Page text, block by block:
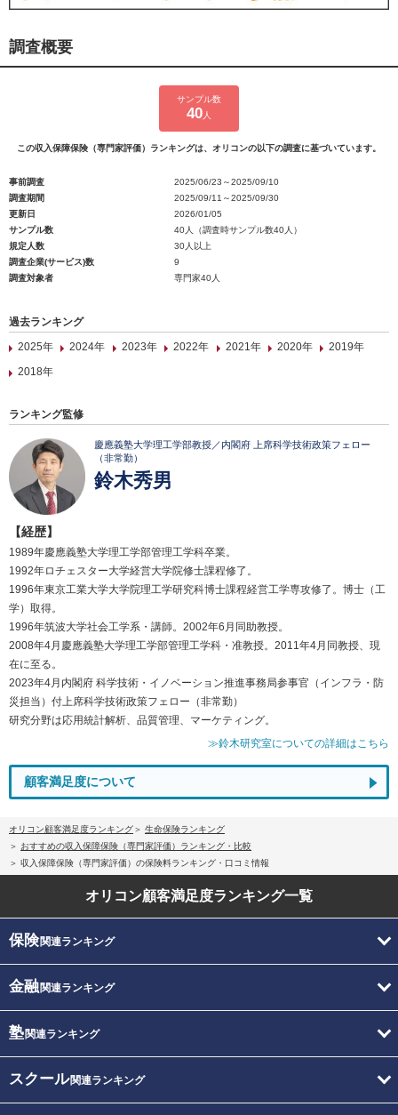
調査概要
サンプル数
40人
この収入保障保険（専門家評価）ランキングは、オリコンの以下の調査に基づいています。
事前調査
2025/06/23～2025/09/10
調査期間
2025/09/11～2025/09/30
更新日
2026/01/05
サンプル数
40人（調査時サンプル数40人）
規定人数
30人以上
調査企業(サービス)数
9
調査対象者
専門家40人
過去ランキング
2025年
2024年 2023年 2022年 2021年 2020年
2019年
2018年
ランキング監修
慶應義塾大学理工学部教授／内閣府 上席科学技術政策フェロー
（非常勤）
鈴木秀男
【経歴】
1989年慶應義塾大学理工学部管理工学科卒業。
1992年ロチェスター大学経営大学院修士課程修了。
1996年東京工業大学大学院理工学研究科博士課程経営工学専攻修了。博士（工
学）取得。
1996年筑波大学社会工学系・講師。2002年6月同助教授。
2008年4月慶應義塾大学理工学部管理工学科・准教授。2011年4月同教授、現
在に至る。
2023年4月内閣府 科学技術・イノベーション推進事務局参事官（インフラ・防
災担当）付上席科学技術政策フェロー（非常勤）
研究分野は応用統計解析、品質管理、マーケティング。
≫鈴木研究室についての詳細はこちら
顧客満足度について
オリコン顧客満足度ランキング
生命保険ランキング
おすすめの収入保障保険（専門家評価）ランキング・比較
収入保障保険（専門家評価）の保険料ランキング・口コミ情報
オリコン顧客満足度ランキング一覧
保険関連ランキング
金融関連ランキング
塾関連ランキング
スクール関連ランキング